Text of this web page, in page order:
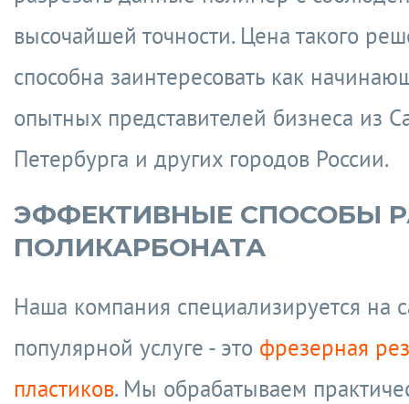
высочайшей точности. Цена такого
способна заинтересовать как
опытных представителей бизнеса из
Петербурга и других городов России.
ЭФФЕКТИВНЫЕ СПОСОБЫ
ПОЛИКАРБОНАТА
Наша компания специализируется на
популярной услуге - это фрезерная
пластиков. Мы обрабатываем